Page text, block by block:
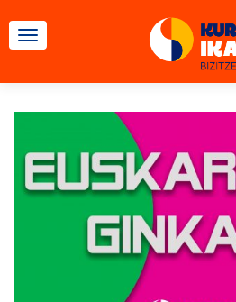
TOGGLE NAVIGATION